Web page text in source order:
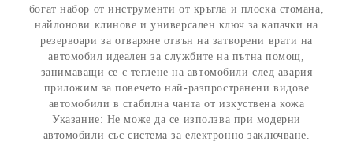
богат набор от инструменти от кръгла и плоска стомана,
найлонови клинове и универсален ключ за капачки на
резервоари за отваряне отвън на затворени врати на
автомобил идеален за службите на пътна помощ,
занимаващи се с теглене на автомобили след авария
приложим за повечето най-разпространени видове
автомобили в стабилна чанта от изкуствена кожа
Указание: Не може да се използва при модерни
автомобили със система за електронно заключване.